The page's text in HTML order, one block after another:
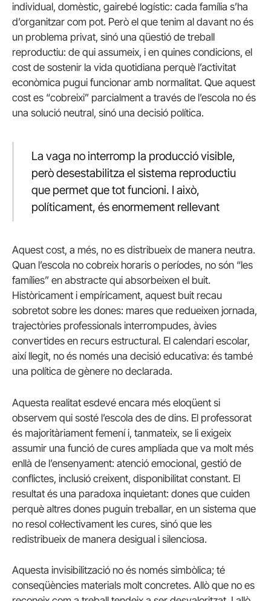
individual, domèstic, gairebé logístic: cada família s’ha
d’organitzar com pot. Però el que tenim al davant no és
un problema privat, sinó una qüestió de treball
reproductiu: de qui assumeix, i en quines condicions, el
cost de sostenir la vida quotidiana perquè l’activitat
econòmica pugui funcionar amb normalitat. Que aquest
cost es “cobreixi” parcialment a través de l’escola no és
una solució neutral, sinó una decisió política.
La vaga no interromp la producció visible,
però desestabilitza el sistema reproductiu
que permet que tot funcioni. I això,
políticament, és enormement rellevant
Aquest cost, a més, no es distribueix de manera neutra.
Quan l’escola no cobreix horaris o períodes, no són “les
famílies” en abstracte qui absorbeixen el buit.
Històricament i empíricament, aquest buit recau
sobretot sobre les dones: mares que redueixen jornada,
trajectòries professionals interrompudes, àvies
convertides en recurs estructural. El calendari escolar,
així llegit, no és només una decisió educativa: és també
una política de gènere no declarada.
Aquesta realitat esdevé encara més eloqüent si
observem qui sosté l’escola des de dins. El professorat
és majoritàriament femení i, tanmateix, se li exigeix
assumir una funció de cures ampliada que va molt més
enllà de l’ensenyament: atenció emocional, gestió de
conflictes, inclusió creixent, disponibilitat constant. El
resultat és una paradoxa inquietant: dones que cuiden
perquè altres dones puguin treballar, en un sistema que
no resol col·lectivament les cures, sinó que les
redistribueix de manera desigual i silenciosa.
Aquesta invisibilització no és només simbòlica; té
conseqüències materials molt concretes. Allò que no es